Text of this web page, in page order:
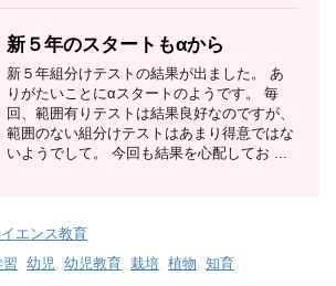
新５年のスタートもαから
新５年組分けテストの結果が出ました。 あ
りがたいことにαスタートのようです。 毎
回、範囲有りテストは結果良好なのですが、
範囲のない組分けテストはあまり得意ではな
いようでして。 今回も結果を心配してお ...
エンス教育
習, 幼児, 幼児教育, 栽培, 植物, 知育